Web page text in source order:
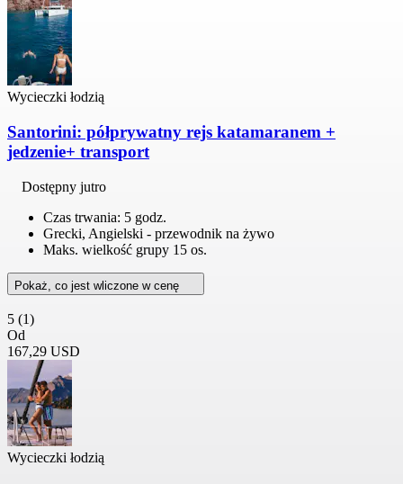
Wycieczki łodzią
Santorini: półprywatny rejs katamaranem +
jedzenie+ transport
Dostępny jutro
Czas trwania: 5 godz.
Grecki, Angielski - przewodnik na żywo
Maks. wielkość grupy 15 os.
Pokaż, co jest wliczone w cenę
5 (1)
Od
167,29 USD
Wycieczki łodzią